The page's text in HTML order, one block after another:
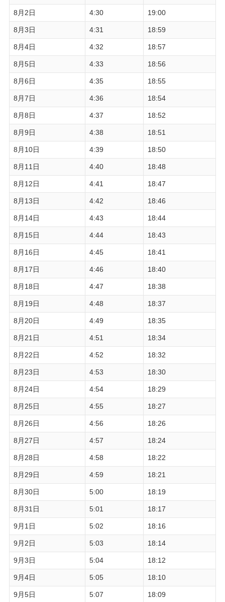
8月2日 4:30 19:00
8月3日 4:31 18:59
8月4日 4:32 18:57
8月5日 4:33 18:56
8月6日 4:35 18:55
8月7日 4:36 18:54
8月8日 4:37 18:52
8月9日 4:38 18:51
8月10日 4:39 18:50
8月11日 4:40 18:48
8月12日 4:41 18:47
8月13日 4:42 18:46
8月14日 4:43 18:44
8月15日 4:44 18:43
8月16日 4:45 18:41
8月17日 4:46 18:40
8月18日 4:47 18:38
8月19日 4:48 18:37
8月20日 4:49 18:35
8月21日 4:51 18:34
8月22日 4:52 18:32
8月23日 4:53 18:30
8月24日 4:54 18:29
8月25日 4:55 18:27
8月26日 4:56 18:26
8月27日 4:57 18:24
8月28日 4:58 18:22
8月29日 4:59 18:21
8月30日 5:00 18:19
8月31日 5:01 18:17
9月1日 5:02 18:16
9月2日 5:03 18:14
9月3日 5:04 18:12
9月4日 5:05 18:10
9月5日 5:07 18:09